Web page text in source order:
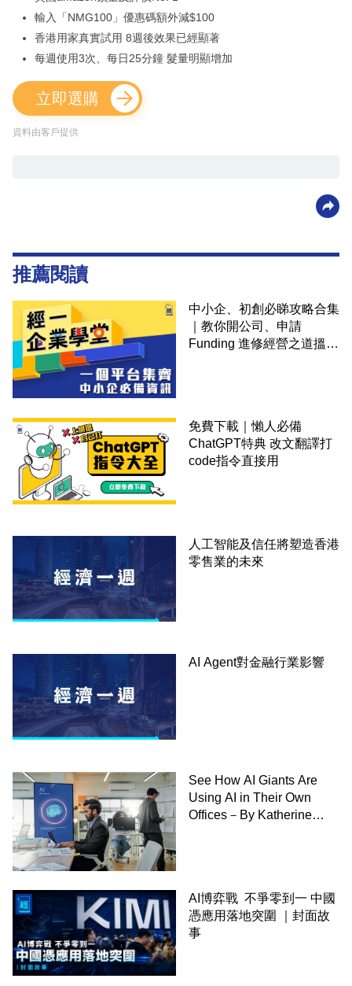
輸入「NMG100」優惠碼額外減$100
香港用家真實試用 8週後效果已經顯著
每週使用3次、每日25分鐘 髮量明顯增加
立即選購
資料由客戶提供
推薦閱讀
中小企、初創必睇攻略合集
｜教你開公司、申請
Funding 進修經營之道搵大
免費下載｜懶人必備
ChatGPT特典 改文翻譯打
code指令直接用
人工智能及信任將塑造香港
零售業的未來
AI Agent對金融行業影響
See How AI Giants Are
Using AI in Their Own
Offices－By Katherine
AI博弈戰 不爭零到一 中國
憑應用落地突圍 ｜封面故
事